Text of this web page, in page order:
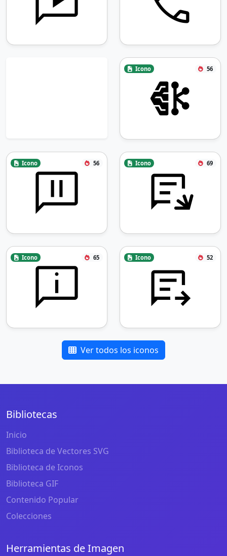
Icono 56
Icono 56 Icono 69
Icono 65 Icono 52
Ver todos los iconos
Bibliotecas
Inicio
Biblioteca de Vectores SVG
Biblioteca de Iconos
Biblioteca GIF
Contenido Popular
Colecciones
Herramientas de Imagen